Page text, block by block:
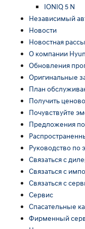
IONIQ 5 N
Независимый
Новости
Новостная
О компании
Обновления
Оригинальные
План
Получить
Почувствуйте
Предложения
Руководство по
Связаться с
Связаться с
Связаться с
Сервис
Спасательные
Фирменный